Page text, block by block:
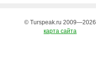
© Turspeak.ru 2009—2026
карта сайта